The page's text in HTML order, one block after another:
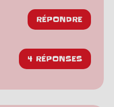
réactions
RÉPONDRE
4 RÉPONSES